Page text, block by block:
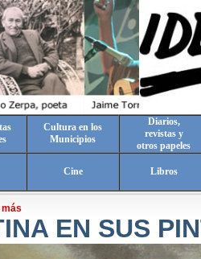
Cultura en los
Municipios
Diarios,
revistas y
otros papeles
Cine Libros
más
EN SUS